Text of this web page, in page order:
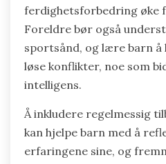
ferdighetsforbedring øke
Foreldre bør også
sportsånd, og lære barn
løse konflikter, noe som
intelligens.
Å inkludere regelmessig
kan hjelpe barn med å
erfaringene sine, og